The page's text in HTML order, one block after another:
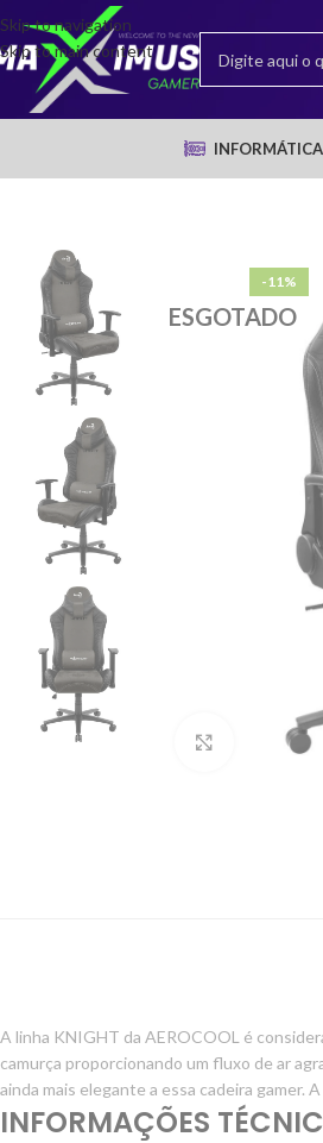
Skip to navigation
Skip to main content
INFORMÁTICA
-11%
ESGOTADO
Clique para
A linha KNIGHT da AEROCOOL é
camurça proporcionando um fluxo de ar
ainda mais elegante a essa cadeira gamer.
INFORMAÇÕES